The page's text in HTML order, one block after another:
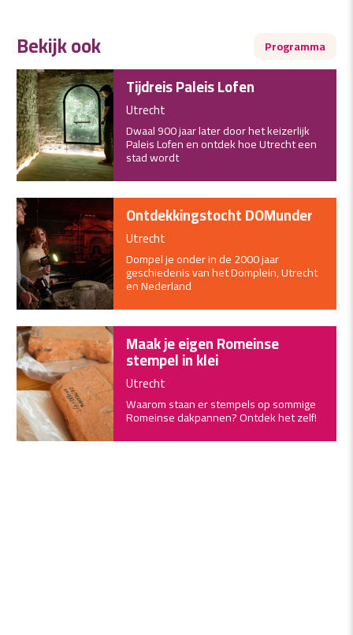
Bekijk ook Programma
Tijdreis Paleis Lofen
Utrecht
Dwaal 900 jaar later door het keizerlijk
Paleis Lofen en ontdek hoe Utrecht een
stad wordt
Ontdekkingstocht DOMunder
Utrecht
Dompel je onder in de 2000 jaar
geschiedenis van het Domplein, Utrecht
en Nederland
Maak je eigen Romeinse
stempel in klei
Utrecht
Waarom staan er stempels op sommige
Romeinse dakpannen? Ontdek het zelf!